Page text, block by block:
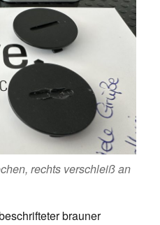
rechts verschleiß an
brauner